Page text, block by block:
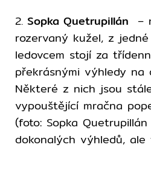
2. Sopka Quetrupillán –
rozervaný kužel, z
ledovcem stojí za
překrásnými výhledy na
Některé z nich jsou
vypouštějící mračna
(foto: Sopka
dokonalých výhledů,